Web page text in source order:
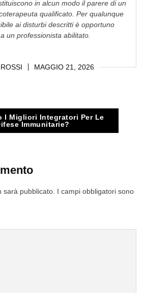
MAGGIO 21, 2026
in alcun modo il parere di un
qualificato. Per qualunque
ai disturbi descritti è opportuno
un professionista abilitato.
I Migliori Integratori Per Le
Immunitarie?
sarà pubblicato. I campi obbligatori sono